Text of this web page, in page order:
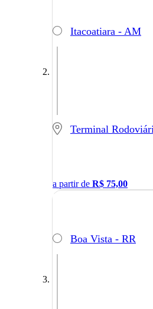
Itacoatiara - AM
a partir de R$ 75,00
Boa Vista - RR